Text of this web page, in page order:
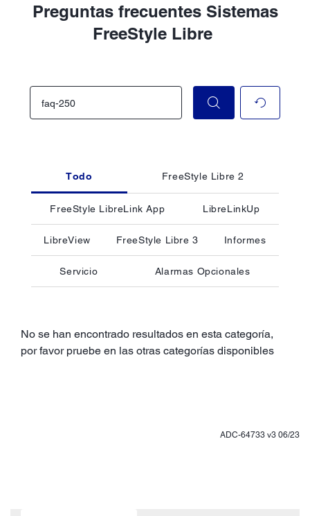
Preguntas frecuentes Sistemas
FreeStyle Libre
Todo FreeStyle Libre 2
FreeStyle LibreLink App LibreLinkUp
LibreView FreeStyle Libre 3 Informes
Servicio Alarmas Opcionales
No se han encontrado resultados en esta categoría,
por favor pruebe en las otras categorías disponibles
ADC-64733 v3 06/23